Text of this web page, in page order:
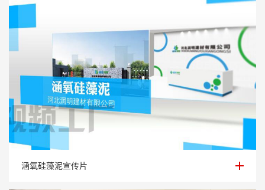
涵氧硅藻泥宣传片
涵氧硅藻泥宣传片